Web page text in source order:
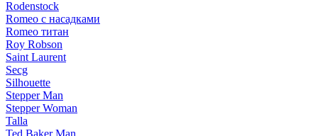
Rodenstock
Romeo с насадками
Romeo титан
Roy Robson
Saint Laurent
Secg
Silhouette
Stepper Man
Stepper Woman
Talla
Ted Baker Man